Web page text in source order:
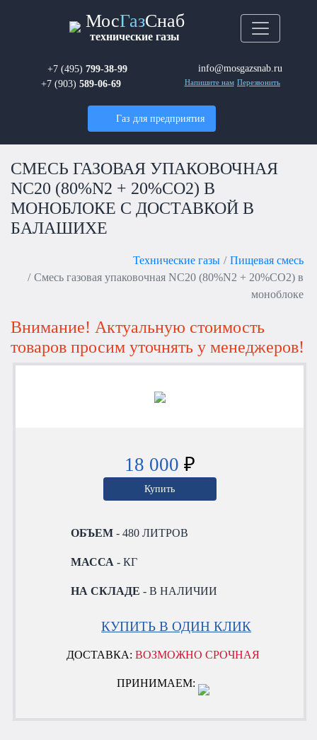
МосГазСнаб
технические газы
+7 (495) 799-38-99
+7 (903) 589-06-69
info@mosgazsnab.ru
Напишите нам Перезвонить
Газ для предприятия
СМЕСЬ ГАЗОВАЯ УПАКОВОЧНАЯ
NC20 (80%N2 + 20%СО2) В
МОНОБЛОКЕ С ДОСТАВКОЙ В
БАЛАШИХЕ
Технические газы
Пищевая смесь
Смесь газовая упаковочная NC20 (80%N2 + 20%СО2) в
моноблоке
Внимание! Актуальную стоимость
товаров просим уточнять у менеджеров!
18 000 ₽
Купить
ОБЪЕМ - 480 ЛИТРОВ
МАССА - КГ
НА СКЛАДЕ - В НАЛИЧИИ
КУПИТЬ В ОДИН КЛИК
ДОСТАВКА:ВОЗМОЖНО СРОЧНАЯ
ПРИНИМАЕМ: